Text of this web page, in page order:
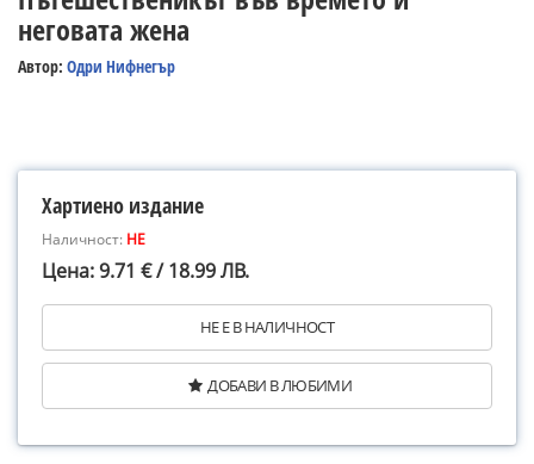
неговата жена
Автор: Одри Нифнегър
Хартиено издание
Наличност: НЕ
Цена: 9.71 € / 18.99 ЛВ.
НЕ Е В НАЛИЧНОСТ
ДОБАВИ В ЛЮБИМИ